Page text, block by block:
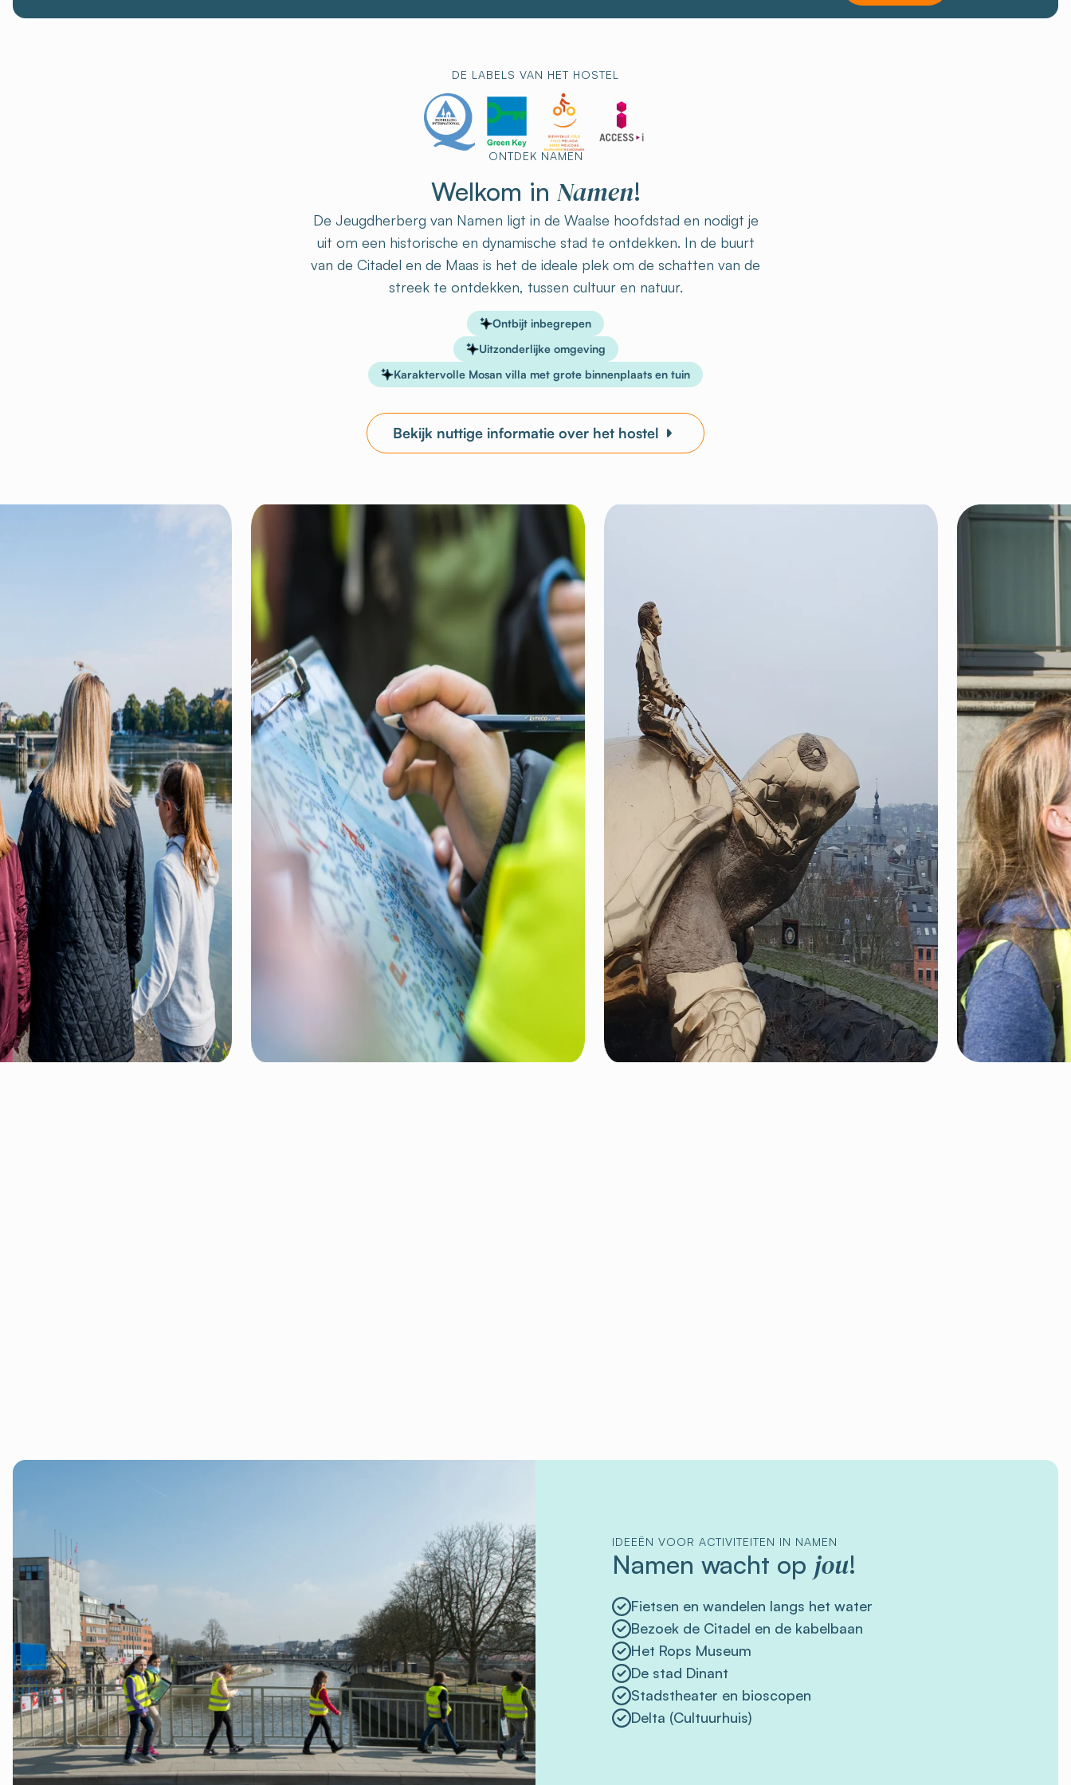
DE LABELS VAN HET HOSTEL
ONTDEK NAMEN
Welkom in Namen!
De Jeugdherberg van Namen ligt in de Waalse hoofdstad en nodigt je
uit om een historische en dynamische stad te ontdekken. In de buurt
van de Citadel en de Maas is het de ideale plek om de schatten van de
streek te ontdekken, tussen cultuur en natuur.
Ontbijt inbegrepen
Uitzonderlijke omgeving
Karaktervolle Mosan villa met grote binnenplaats en tuin
Bekijk nuttige informatie over het hostel
IDEEËN VOOR ACTIVITEITEN IN NAMEN
Namen wacht op jou!
Fietsen en wandelen langs het water
Bezoek de Citadel en de kabelbaan
Het Rops Museum
De stad Dinant
Stadstheater en bioscopen
Delta (Cultuurhuis)